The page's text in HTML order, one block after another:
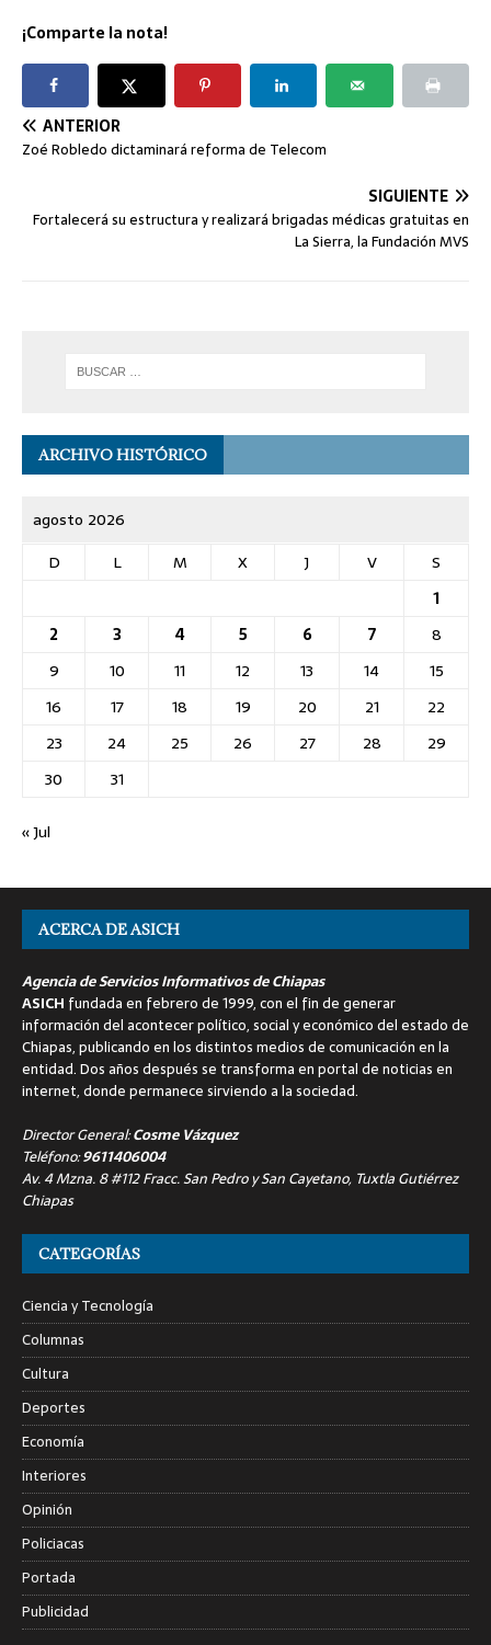
¡Comparte la nota!
ANTERIOR
Zoé Robledo dictaminará reforma de Telecom
SIGUIENTE
Fortalecerá su estructura y realizará brigadas médicas gratuitas en
La Sierra, la Fundación MVS
ARCHIVO HISTÓRICO
agosto 2026
D
L M X J V
S
1
2
3 4 5 6 7
8
9
10 11 12 13 14
15
16
17 18 19 20 21
22
23
24 25 26 27 28
29
30
31
« Jul
ACERCA DE ASICH
Agencia de Servicios Informativos de Chiapas
ASICH fundada en febrero de 1999, con el fin de generar
información del acontecer político, social y económico del estado de
Chiapas, publicando en los distintos medios de comunicación en la
entidad. Dos años después se transforma en portal de noticias en
internet, donde permanece sirviendo a la sociedad.
Director General:Cosme Vázquez
Teléfono:9611406004
Av. 4 Mzna. 8 #112 Fracc. San Pedro y San Cayetano, Tuxtla Gutiérrez
Chiapas
CATEGORÍAS
Ciencia y Tecnología
Columnas
Cultura
Deportes
Economía
Interiores
Opinión
Policiacas
Portada
Publicidad